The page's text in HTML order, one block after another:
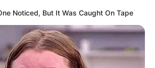
Noticed, But It Was Caught On Tape